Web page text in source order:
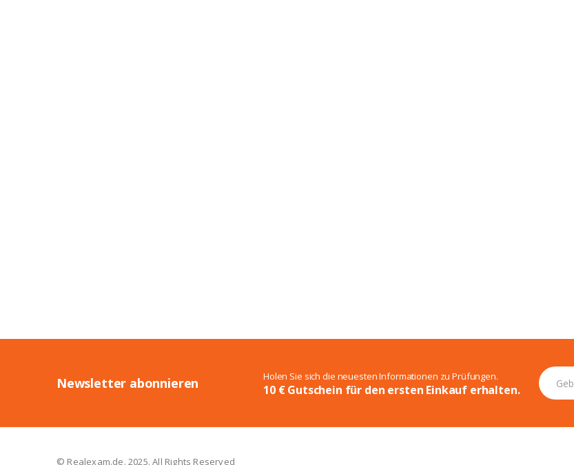
Newsletter abonnieren Holen Sie sich die neuesten Informationen zu Prüfungen.
10 € Gutschein für den ersten Einkauf erhalten.
© Realexam.de. 2025. All Rights Reserved